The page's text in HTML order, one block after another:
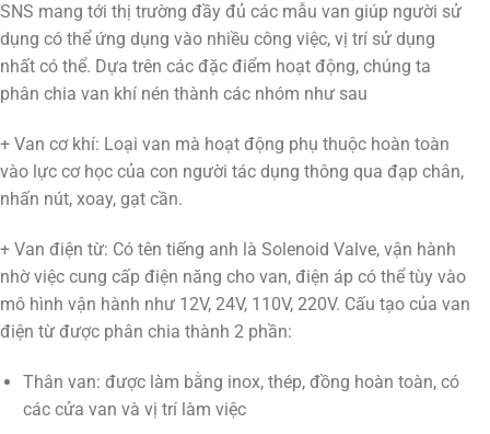
SNS mang tới thị trường đầy đủ các mẫu van giúp người sử
dụng có thể ứng dụng vào nhiều công việc, vị trí sử dụng
nhất có thể. Dựa trên các đặc điểm hoạt động, chúng ta
phân chia van khí nén thành các nhóm như sau
+ Van cơ khí: Loại van mà hoạt động phụ thuộc hoàn toàn
vào lực cơ học của con người tác dụng thông qua đạp chân,
nhấn nút, xoay, gạt cần.
+ Van điện từ: Có tên tiếng anh là Solenoid Valve, vận hành
nhờ việc cung cấp điện năng cho van, điện áp có thể tùy vào
mô hình vận hành như 12V, 24V, 110V, 220V. Cấu tạo của van
điện từ được phân chia thành 2 phần:
Thân van: được làm bằng inox, thép, đồng hoàn toàn, có
các cửa van và vị trí làm việc